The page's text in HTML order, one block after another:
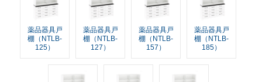
薬品器具戸
棚（NTLB-
125）
薬品器具戸
棚（NTLB-
127）
薬品器具戸
棚（NTLB-
157）
薬品器具戸
棚（NTLB-
185）